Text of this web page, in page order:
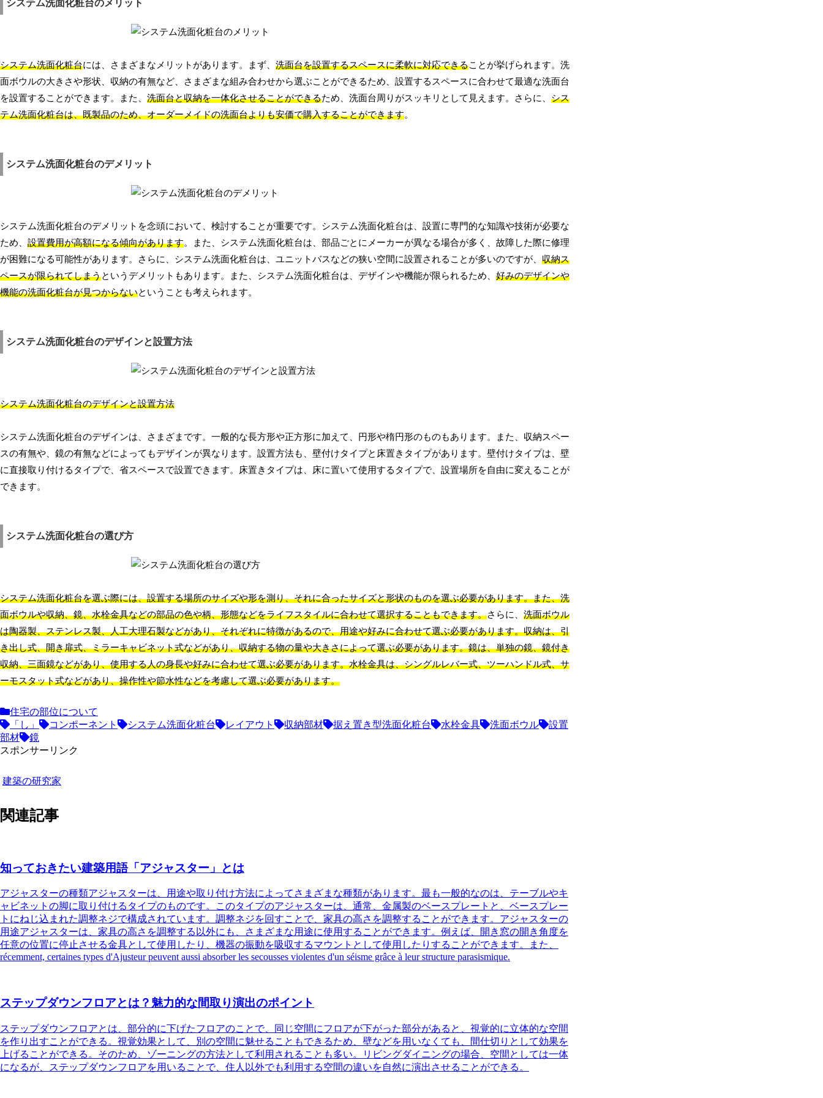
システム洗面化粧台のメリット
システム洗面化粧台には、さまざまなメリットがあります。まず、 洗面台を設置するスペースに柔軟に対応できることが挙げられます。洗
面ボウルの大きさや形状、収納の有無など、さまざまな組み合わせから選ぶことができるため、設置するスペースに合わせて最適な洗面台
を設置することができます。また、 洗面台と収納を一体化させることができるため、洗面台周りがスッキリとして見えます。さらに、 シス
テム洗面化粧台は、既製品のため、オーダーメイドの洗面台よりも安価で購入することができます。
システム洗面化粧台のデメリット
システム洗面化粧台のデメリットを念頭において、検討することが重要です。システム洗面化粧台は、設置に専門的な知識や技術が必要な
ため、 設置費用が高額になる傾向があります。また、システム洗面化粧台は、部品ごとにメーカーが異なる場合が多く、故障した際に修理
が困難になる可能性があります。さらに、システム洗面化粧台は、ユニットバスなどの狭い空間に設置されることが多いのですが、 収納ス
ペースが限られてしまうというデメリットもあります。また、システム洗面化粧台は、デザインや機能が限られるため、 好みのデザインや
機能の洗面化粧台が見つからないということも考えられます。
システム洗面化粧台のデザインと設置方法
システム洗面化粧台のデザインと設置方法
システム洗面化粧台のデザインは、さまざまです。一般的な長方形や正方形に加えて、円形や楕円形のものもあります。また、収納スペー
スの有無や、鏡の有無などによってもデザインが異なります。設置方法も、壁付けタイプと床置きタイプがあります。壁付けタイプは、壁
に直接取り付けるタイプで、省スペースで設置できます。床置きタイプは、床に置いて使用するタイプで、設置場所を自由に変えることが
できます。
システム洗面化粧台の選び方
システム洗面化粧台を選ぶ際には、設置する場所のサイズや形を測り、それに合ったサイズと形状のものを選ぶ必要があります。また、洗
面ボウルや収納、鏡、水栓金具などの部品の色や柄、形態などをライフスタイルに合わせて選択することもできます。さらに、 洗面ボウル
は陶器製、ステンレス製、人工大理石製などがあり、それぞれに特徴があるので、用途や好みに合わせて選ぶ必要があります。収納は、引
き出し式、開き扉式、ミラーキャビネット式などがあり、収納する物の量や大きさによって選ぶ必要があります。鏡は、単独の鏡、鏡付き
収納、三面鏡などがあり、使用する人の身長や好みに合わせて選ぶ必要があります。水栓金具は、シングルレバー式、ツーハンドル式、サ
ーモスタット式などがあり、操作性や節水性などを考慮して選ぶ必要があります。
住宅の部位について
「し」
コンポーネント システム洗面化粧台 レイアウト 収納部材 据え置き型洗面化粧台 水栓金具 洗面ボウル
設置
部材
鏡
スポンサーリンク
建築の研究家
関連記事
知っておきたい建築用語「アジャスター」とは
アジャスターの種類アジャスターは、用途や取り付け方法によってさまざまな種類があります。最も一般的なのは、テーブルやキ
ャビネットの脚に取り付けるタイプのものです。このタイプのアジャスターは、通常、金属製のベースプレートと、ベースプレー
トにねじ込まれた調整ネジで構成されています。調整ネジを回すことで、家具の高さを調整することができます。 アジャスターの
用途アジャスターは、家具の高さを調整する以外にも、さまざまな用途に使用することができます。例えば、開き窓の開き角度を
任意の位置に停止させる金具として使用したり、機器の振動を吸収するマウントとして使用したりすることができます。また、
récemment, certaines types d'Ajusteur peuvent aussi absorber les secousses violentes d'un séisme grâce à leur structure parasismique.
ステップダウンフロアとは？魅力的な間取り演出のポイント
ステップダウンフロアとは、部分的に下げたフロアのことで、同じ空間にフロアが下がった部分があると、視覚的に立体的な空間
を作り出すことができる 。視覚効果として、別の空間に魅せることもできるため、壁などを用いなくても、間仕切りとして効果を
上げることができる。そのため、ゾーニングの方法として利用されることも多い。リビングダイニングの場合、空間としては一体
になるが、ステップダウンフロアを用いることで、住人以外でも利用する空間の違いを自然に演出させることができる。